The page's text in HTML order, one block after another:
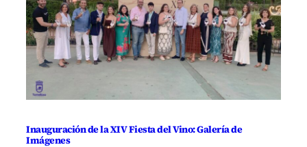
Inauguración de la XIV Fiesta del Vino: Galería de
Imágenes